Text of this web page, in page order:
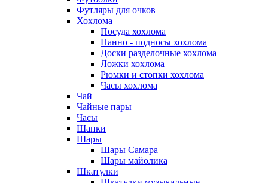
Футляры для очков
Хохлома
Посуда хохлома
Панно - подносы хохлома
Доски разделочные хохлома
Ложки хохлома
Рюмки и стопки хохлома
Часы хохлома
Чай
Чайные пары
Часы
Шапки
Шары
Шары Самара
Шары майолика
Шкатулки